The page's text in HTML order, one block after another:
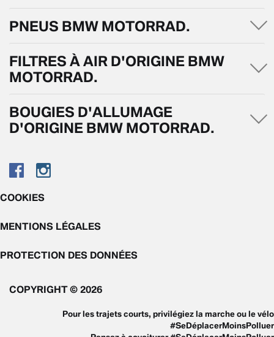
PNEUS BMW MOTORRAD.
FILTRES À AIR D'ORIGINE BMW
MOTORRAD.
BOUGIES D'ALLUMAGE
D'ORIGINE BMW MOTORRAD.
COOKIES
MENTIONS LÉGALES
PROTECTION DES DONNÉES
COPYRIGHT © 2026
Pour les trajets courts, privilégiez la marche ou le vélo
#SeDéplacerMoinsPolluer